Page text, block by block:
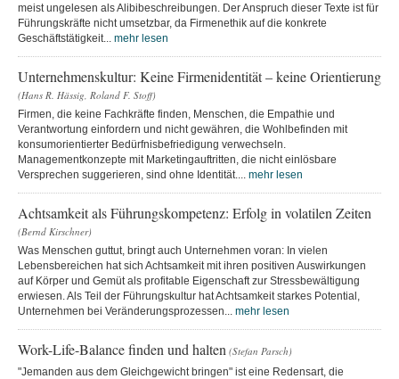
meist ungelesen als Alibibeschreibungen. Der Anspruch dieser Texte ist für
Führungskräfte nicht umsetzbar, da Firmenethik auf die konkrete
Geschäftstätigkeit... mehr lesen
Unternehmenskultur: Keine Firmenidentität – keine Orientierung
(Hans R. Hässig, Roland F. Stoff)
Firmen, die keine Fachkräfte finden, Menschen, die Empathie und
Verantwortung einfordern und nicht gewähren, die Wohlbefinden mit
konsumorientierter Bedürfnisbefriedigung verwechseln.
Managementkonzepte mit Marketingauftritten, die nicht einlösbare
Versprechen suggerieren, sind ohne Identität.... mehr lesen
Achtsamkeit als Führungskompetenz: Erfolg in volatilen Zeiten
(Bernd Kirschner)
Was Menschen guttut, bringt auch Unternehmen voran: In vielen
Lebensbereichen hat sich Achtsamkeit mit ihren positiven Auswirkungen
auf Körper und Gemüt als profitable Eigenschaft zur Stressbewältigung
erwiesen. Als Teil der Führungskultur hat Achtsamkeit starkes Potential,
Unternehmen bei Veränderungsprozessen... mehr lesen
Work-Life-Balance finden und halten (Stefan Parsch)
"Jemanden aus dem Gleichgewicht bringen" ist eine Redensart, die